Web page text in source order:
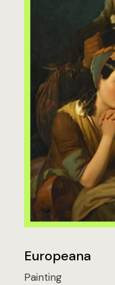
Europeana
Painting